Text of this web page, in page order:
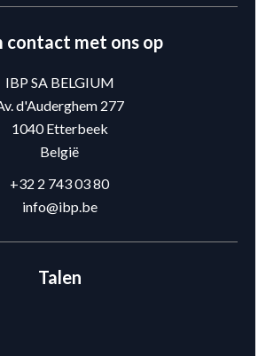
contact met ons op
IBP SA BELGIUM
d'Auderghem 277
1040Etterbeek
België
+32 2 743 03 80
info@ibp.be
Talen